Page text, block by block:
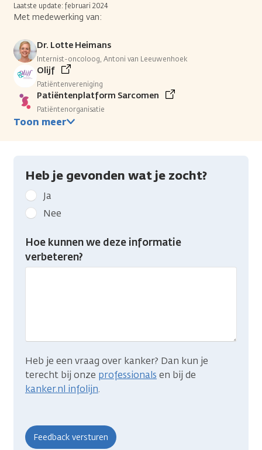
Laatste update: februari 2024
Met medewerking van:
Dr. Lotte Heimans
Internist-oncoloog, Antoni van Leeuwenhoek
Olijf
Patiëntenvereniging
Patiëntenplatform Sarcomen
Patiëntenorganisatie
Toon meer
Heb je gevonden wat je zocht?
Geef
kanker.nl
feedback:
Heb
gevonden
Ja
Nee
Hoe kunnen we deze informatie
verbeteren?
Heb je een vraag over kanker? Dan kun je
terecht bij onze professionals en bij de
kanker.nl infolijn.